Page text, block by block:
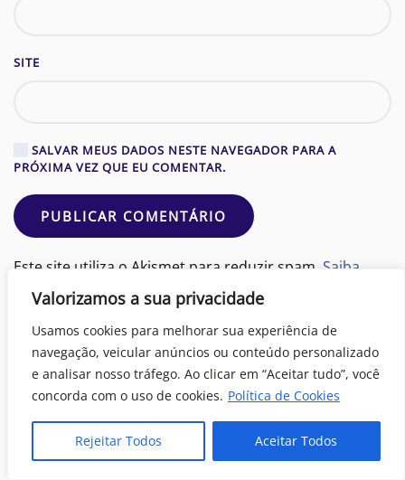
Valorizamos a sua privacidade
Usamos cookies para melhorar sua experiência de
navegação, veicular anúncios ou conteúdo personalizado
e analisar nosso tráfego. Ao clicar em “Aceitar tudo”, você
concorda com o uso de cookies. Política de Cookies
Rejeitar Todos Aceitar Todos
SITE
SALVAR MEUS DADOS NESTE NAVEGADOR PARA A
PRÓXIMA VEZ QUE EU COMENTAR.
PUBLICAR COMENTÁRIO
Este site utiliza o Akismet para reduzir spam. Saiba
como seus dados em comentários são processados
ANTERIOR PRÓXIMO